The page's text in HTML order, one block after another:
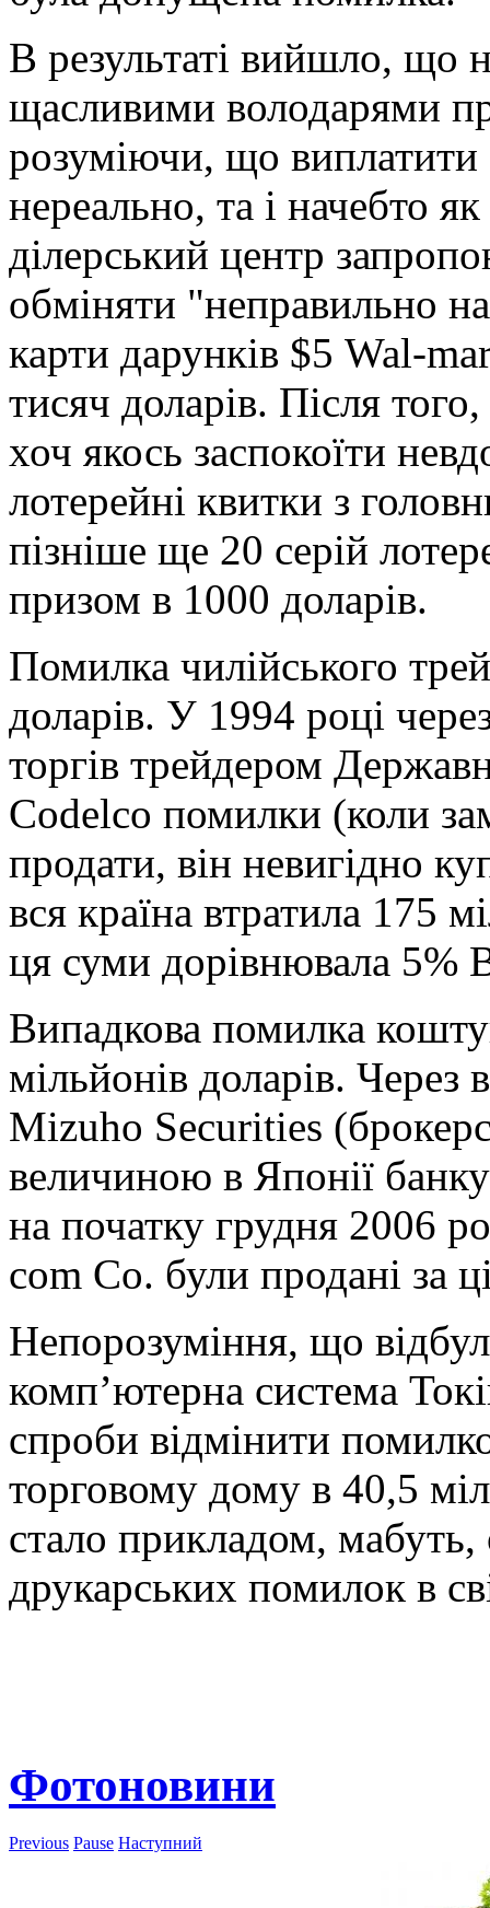
В результаті вийшло, що
щасливими володарями
розуміючи, що виплатити
нереально, та і начебто
ділерський центр
обміняти "неправильно
карти дарунків $5 Wal-
тисяч доларів. Після
хоч якось заспокоїти
лотерейні квитки з
пізніше ще 20 серій
призом в 1000 доларів.
Помилка чилійського
доларів. У 1994 році
торгів трейдером
Codelco помилки (коли
продати, він невигідно
вся країна втратила 175
ця суми дорівнювала 5%
Випадкова помилка
мільйонів доларів.
Mizuho Securities
величиною в Японії
на початку грудня 2006
com Co. були продані за
Непорозуміння, що
комп’ютерна система
спроби відмінити
торговому дому в 40,5
стало прикладом, мабуть,
друкарських помилок в
Фотоновини
Previous Pause Наступний